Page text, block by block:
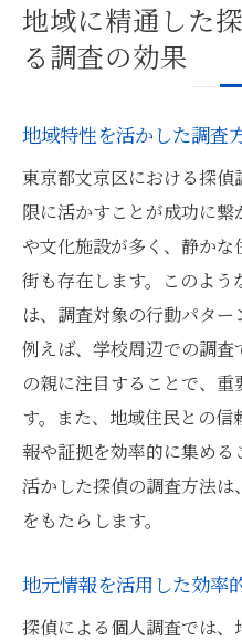
地域に精通した
る調査の効果
地域特性を活かした調査
東京都文京区における探
限に活かすことが成功に
や文化施設が多く、静か
街も存在します。このよ
は、調査対象の行動パター
例えば、学校周辺での調
の親に注目することで、
す。また、地域住民との
報や証拠を効率的に集め
活かした探偵の調査方法
をもたらします。
地元情報を活用した効率
探偵による個人調査では